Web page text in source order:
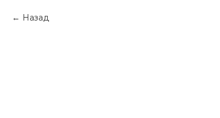
Назад